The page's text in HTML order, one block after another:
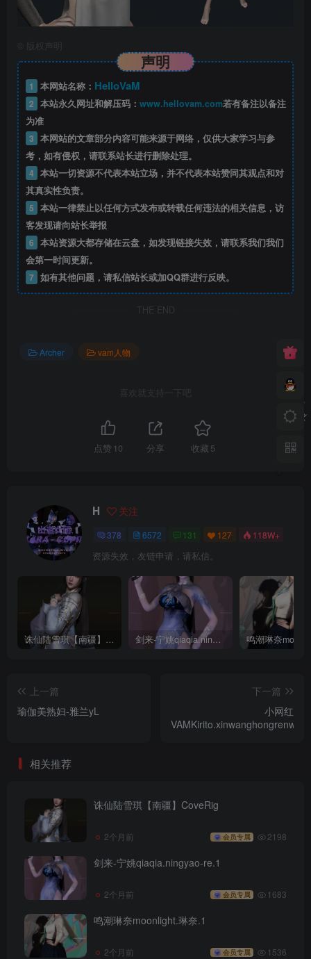
版权声明
声明
1 本网站名称： HelloVaM
2 本站永久网址和解压码： www.hellovam.com若有备注以备注
为准
3 本网站的文章部分内容可能来源于网络，仅供大家学习与参
考，如有侵权，请联系站长进行删除处理。
4 本站一切资源不代表本站立场，并不代表本站赞同其观点和对
其真实性负责。
5 本站一律禁止以任何方式发布或转载任何违法的相关信息，访
客发现请向站长举报
6 本站资源大都存储在云盘，如发现链接失效，请联系我们我们
会第一时间更新。
7 如有其他问题，请私信站长或加QQ群进行反映。
THE END
Archer vam人物
喜欢就支持一下吧
点赞 10 分享 收藏 5
H 关注
378 6572 131 127 118W+
资源失效，友链申请，请私信。
诛仙陆雪琪【南疆】CoveRig 剑来-宁姚qiaqia.ningyao-re.1
上一篇
瑜伽美熟妇-雅兰yL
下一篇
小网红
VAMKirito.xinwanghongrenwu.1
相关推荐
诛仙陆雪琪【南疆】CoveRig
2个月前 会员专属 2198
剑来-宁姚qiaqia.ningyao-re.1
2个月前 会员专属 1683
鸣潮琳奈moonlight.琳奈.1
2个月前 会员专属 1536